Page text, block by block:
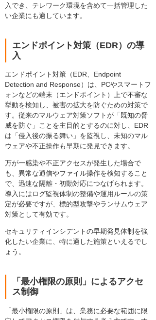
入でき、テレワーク環境を含めて一括管理した
い企業にも適しています。
エンドポイント対策（EDR）の導
入
エンドポイント対策（EDR、Endpoint
Detection and Response）は、PCやスマートフ
ォンなどの端末（エンドポイント）上で不審な
挙動を検知し、被害の拡大を防ぐための対策で
す。従来のマルウェア対策ソフトが「既知の脅
威を防ぐ」ことを主目的とするのに対し、EDR
は「侵入後の振る舞い」を監視し、未知のマル
ウェアや不正操作も早期に発見できます。
万が一感染や不正アクセスが発生した場合で
も、異常な通信やファイル操作を検知すること
で、迅速な隔離・初動対応につなげられます。
導入にはログ監視体制の整備や運用ルールの策
定が必要ですが、標的型攻撃やランサムウェア
対策として有効です。
セキュリティインシデントの早期発見体制を強
化したい企業に、特に適した施策といえるでし
ょう。
「最小権限の原則」によるアクセ
ス制御
「最小権限の原則」は、業務に必要な範囲に限